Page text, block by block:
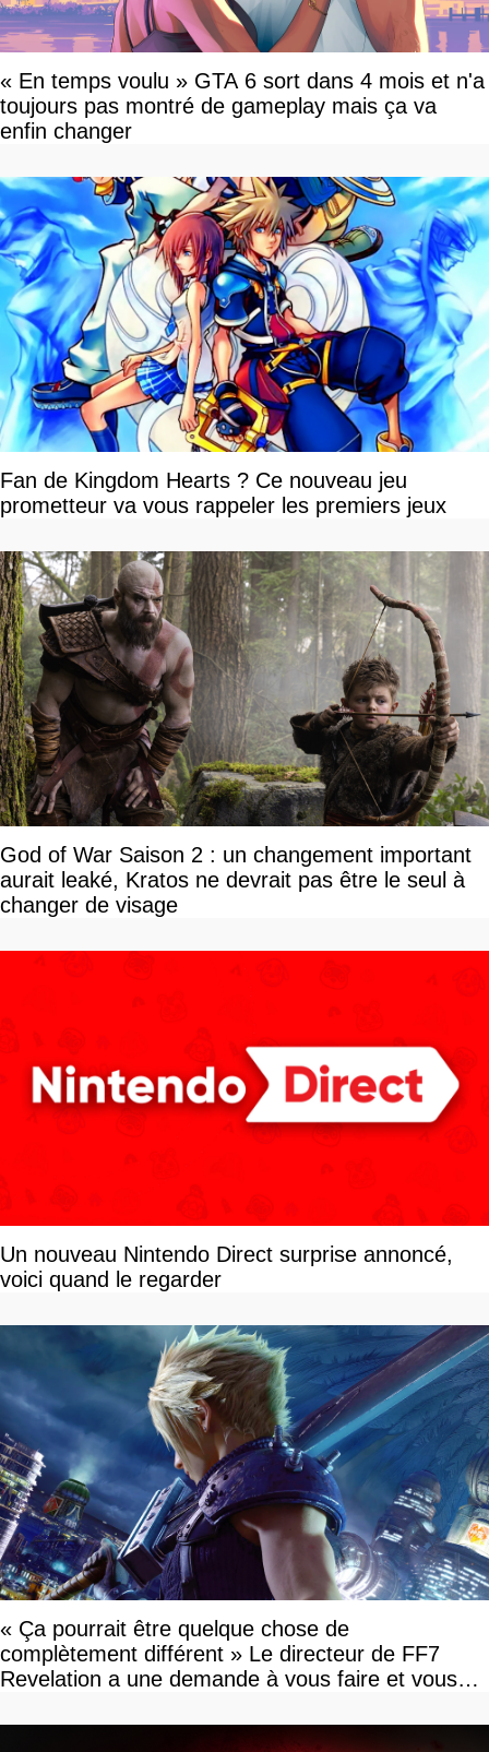
« En temps voulu » GTA 6 sort dans 4 mois et n'a
toujours pas montré de gameplay mais ça va
enfin changer
Fan de Kingdom Hearts ? Ce nouveau jeu
prometteur va vous rappeler les premiers jeux
God of War Saison 2 : un changement important
aurait leaké, Kratos ne devrait pas être le seul à
changer de visage
Un nouveau Nintendo Direct surprise annoncé,
voici quand le regarder
« Ça pourrait être quelque chose de
complètement différent » Le directeur de FF7
Revelation a une demande à vous faire et vous